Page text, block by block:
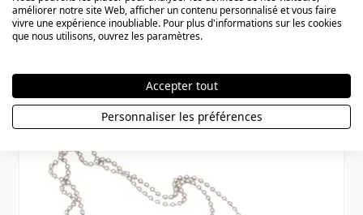
personnalisés - 1833
26,90 €32,90 €
améliorer notre site Web, afficher un contenu personnalisé et vous faire
vivre une expérience inoubliable. Pour plus d'informations sur les cookies
que nous utilisons, ouvrez les paramètres.
Accepter tout
Personnaliser les préférences